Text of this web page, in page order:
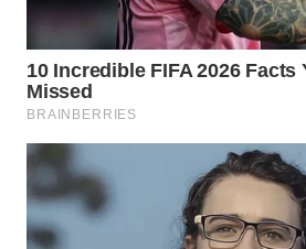
WN
WN
BOGOR
WN
DEPOK